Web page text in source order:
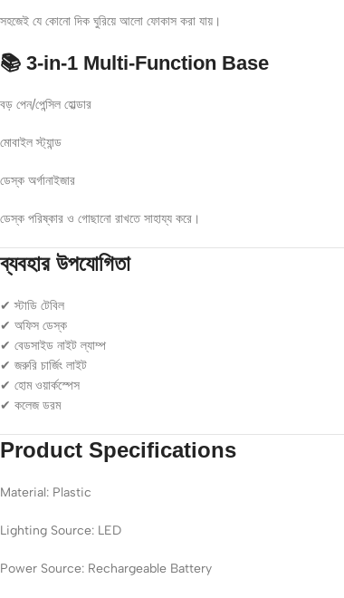
সহজেই যে কোনো দিক ঘুরিয়ে আলো ফোকাস করা যায়।
📚 3-in-1 Multi-Function Base
বড় পেন/পেন্সিল হোল্ডার
মোবাইল স্ট্যান্ড
ডেস্ক অর্গানাইজার
ডেস্ক পরিষ্কার ও গোছানো রাখতে সাহায্য করে।
ব্যবহার উপযোগিতা
✔ স্টাডি টেবিল
✔ অফিস ডেস্ক
✔ বেডসাইড নাইট ল্যাম্প
✔ জরুরি চার্জিং লাইট
✔ হোম ওয়ার্কস্পেস
✔ কলেজ ডরম
Product Specifications
Material: Plastic
Lighting Source: LED
Power Source: Rechargeable Battery